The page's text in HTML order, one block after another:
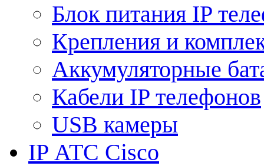
Блок питания IP
Крепления и
Аккумуляторные
Кабели IP телефонов
USB камеры
IP АТС Cisco